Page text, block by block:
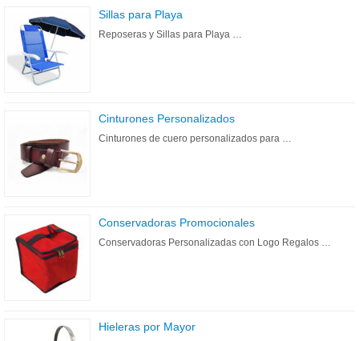
Sillas para Playa
Reposeras y Sillas para Playa …
Cinturones Personalizados
Cinturones de cuero personalizados para …
Conservadoras Promocionales
Conservadoras Personalizadas con Logo Regalos …
Hieleras por Mayor